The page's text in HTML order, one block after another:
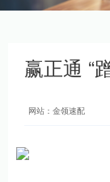
赢正通 “
网站：金领速配